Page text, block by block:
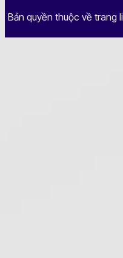
Bản quyền thuộc về trang